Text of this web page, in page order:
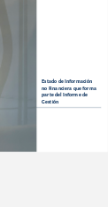
Estado de Información
no Financiera que forma
parte del Informe de
Gestión